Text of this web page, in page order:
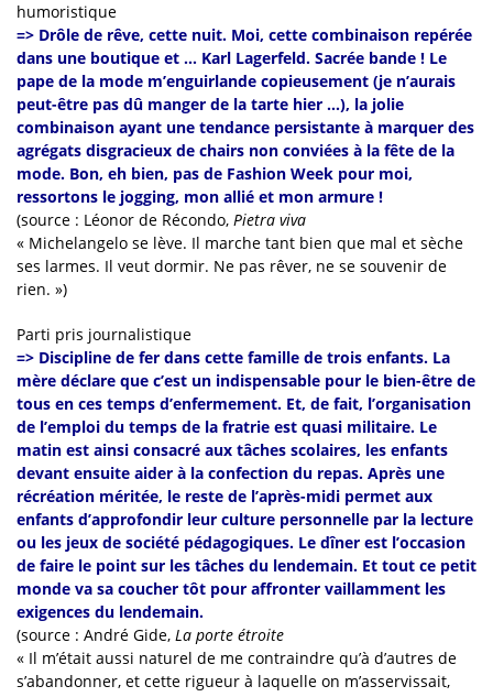
humoristique
=> Drôle de rêve, cette nuit. Moi, cette combinaison repérée
dans une boutique et … Karl Lagerfeld. Sacrée bande ! Le
pape de la mode m’enguirlande copieusement (je n’aurais
peut-être pas dû manger de la tarte hier …), la jolie
combinaison ayant une tendance persistante à marquer des
agrégats disgracieux de chairs non conviées à la fête de la
mode. Bon, eh bien, pas de Fashion Week pour moi,
ressortons le jogging, mon allié et mon armure !
(source : Léonor de Récondo, Pietra viva
« Michelangelo se lève. Il marche tant bien que mal et sèche
ses larmes. Il veut dormir. Ne pas rêver, ne se souvenir de
rien. »)
Parti pris journalistique
=> Discipline de fer dans cette famille de trois enfants. La
mère déclare que c’est un indispensable pour le bien-être de
tous en ces temps d’enfermement. Et, de fait, l’organisation
de l’emploi du temps de la fratrie est quasi militaire. Le
matin est ainsi consacré aux tâches scolaires, les enfants
devant ensuite aider à la confection du repas. Après une
récréation méritée, le reste de l’après-midi permet aux
enfants d’approfondir leur culture personnelle par la lecture
ou les jeux de société pédagogiques. Le dîner est l’occasion
de faire le point sur les tâches du lendemain. Et tout ce petit
monde va sa coucher tôt pour affronter vaillamment les
exigences du lendemain.
(source : André Gide, La porte étroite
« Il m’était aussi naturel de me contraindre qu’à d’autres de
s’abandonner, et cette rigueur à laquelle on m’asservissait,